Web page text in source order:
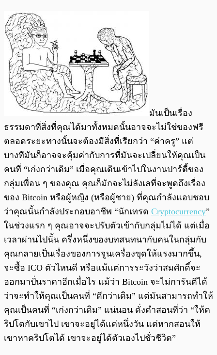
มันเป็นเรื่อง
ธรรมดาที่สิ่งที่คุณได้มาทั้งหมดนั้นอาจจะไม่ใช่ของฟรี
ตลอดระยะทางนั้นจะต้องมีสิ่งที่เรียกว่า “ค่าครู” แต่
บางทีมันก็อาจจะคุ้มค่ากับการที่มันจะเปลี่ยนให้คุณเป็น
คนที่ “เก่งกว่าเดิม” เมื่อคุณเดินเข้าไปในงานปาร์ตี้ของ
กลุ่มเพื่อน ๆ ของคุณ คุณก็มักจะไม่ลังเลที่จะพูดถึงเรื่อง
ของ Bitcoin หรือผู้หญิง (หรือผู้ชาย) ที่คุณกำลังแอบชอบ
ว่าคุณนั้นกำลังประกอบอาชีพ “นักเทรด Cryptocurrency”
ในช่วงแรก ๆ คุณอาจจะปรับตัวเข้ากับกลุ่มไม่ได้ แต่เมื่อ
เวลาผ่านไปนั้น ครึ่งหนึ่งของบทสนทนากับคนในกลุ่มกับ
คุณกลายเป็นเรื่องของการจูนเครื่องขุดให้แรงมากขึ้น,
จะซื้อ ICO ตัวไหนดี หรือแม้แต่การระวังว่าสมศักดิ์จะ
ออกมาปั่นราคาอีกเมื่อไร แม้ว่า Bitcoin จะไม่การันตีได้
ว่าจะทำให้คุณเป็นคนที่ “ดีกว่าเดิม” แต่มันสามารถทำให้
คุณเป็นคนที่ “เก่งกว่าเดิม” แน่นอน ดั่งคำสอนที่ว่า “ให้ค
ริปโตกับเขาไป เขาจะอยู่ได้แค่หนึ่งวัน แต่หากสอนให้
เขาหาคริปโตได้ เขาจะอยู่ได้ตัวเองไปชั่วชีวิต”